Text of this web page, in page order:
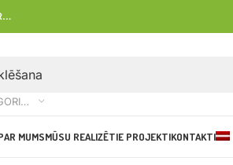
IZVĒLIETIES KATEGORIJU
MUMSMŪSU REALIZĒTIE PROJEKTIKONTAKTI